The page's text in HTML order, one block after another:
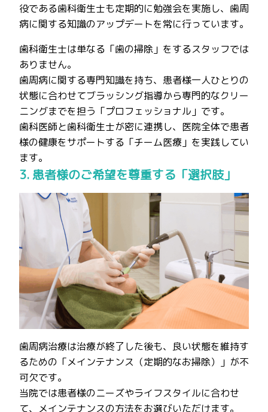
役である歯科衛生士も定期的に勉強会を実施し、歯周
病に関する知識のアップデートを常に行っています。
歯科衛生士は単なる「歯の掃除」をするスタッフでは
ありません。
歯周病に関する専門知識を持ち、患者様一人ひとりの
状態に合わせてブラッシング指導から専門的なクリー
ニングまでを担う「プロフェッショナル」です。
歯科医師と歯科衛生士が密に連携し、医院全体で患者
様の健康をサポートする「チーム医療」を実践してい
ます。
3. 患者様のご希望を尊重する「選択肢」
歯周病治療は治療が終了した後も、良い状態を維持す
るための「メインテナンス（定期的なお掃除）」が不
可欠です。
当院では患者様のニーズやライフスタイルに合わせ
て、メインテナンスの方法をお選びいただけます。